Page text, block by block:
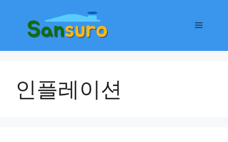
메
인플레이션